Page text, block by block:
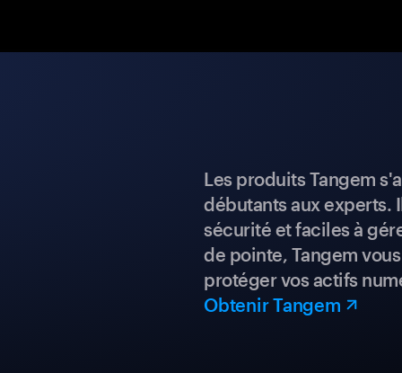
Les produits Tangem
débutants aux experts.
sécurité et faciles à
de pointe, Tangem
protéger vos actifs
Obtenir Tangem